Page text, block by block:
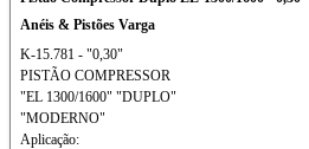
Anéis & Pistões Varga
K-15.781 - "0,30"
PISTÃO COMPRESSOR
"EL 1300/1600" "DUPLO"
"MODERNO"
Aplicação: